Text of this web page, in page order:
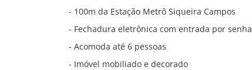
- 100m da Estação Metrô Siqueira Campos
- Fechadura eletrônica com entrada por senha
- Acomoda até 6 pessoas
- Imóvel mobiliado e decorado